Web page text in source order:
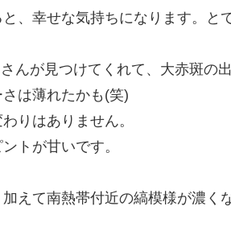
、幸せな気持ちになります。と
んが見つけてくれて、大赤斑の
は薄れたかも(笑)
りはありません。
トが甘いです。
えて南熱帯付近の縞模様が濃く